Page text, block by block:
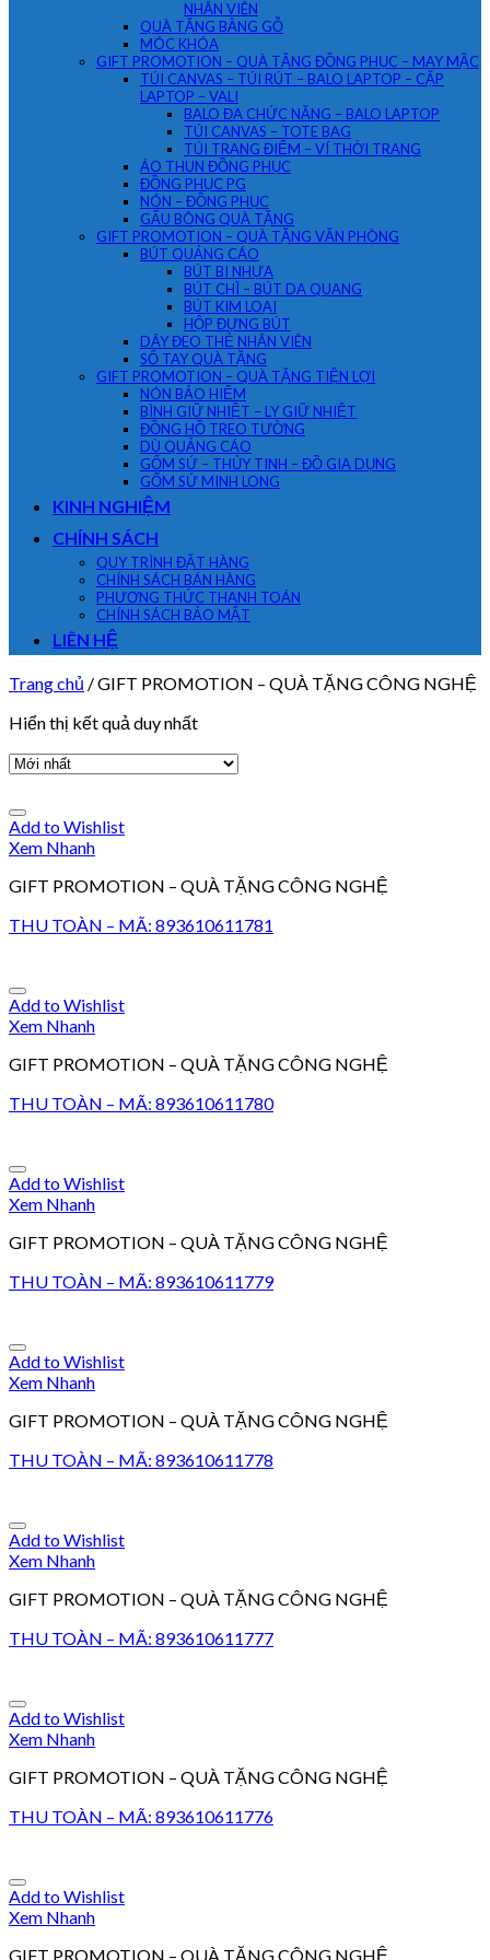
NHÂN VIÊN
QUÀ TẶNG BẰNG GỖ
MÓC KHÓA
GIFT PROMOTION – QUÀ TẶNG ĐỒNG PHỤC – MAY MẶC
TÚI CANVAS – TÚI RÚT – BALO LAPTOP – CẶP
LAPTOP – VALI
BALO ĐA CHỨC NĂNG – BALO LAPTOP
TÚI CANVAS – TOTE BAG
TÚI TRANG ĐIỂM – VÍ THỜI TRANG
ÁO THUN ĐỒNG PHỤC
ĐỒNG PHỤC PG
NÓN – ĐỒNG PHỤC
GẤU BÔNG QUÀ TẶNG
GIFT PROMOTION – QUÀ TẶNG VĂN PHÒNG
BÚT QUẢNG CÁO
BÚT BI NHỰA
BÚT CHÌ – BÚT DA QUANG
BÚT KIM LOẠI
HỘP ĐỰNG BÚT
DÂY ĐEO THẺ NHÂN VIÊN
SỔ TAY QUÀ TẶNG
GIFT PROMOTION – QUÀ TẶNG TIỆN LỢI
NÓN BẢO HIỂM
BÌNH GIỮ NHIỆT – LY GIỮ NHIỆT
ĐỒNG HỒ TREO TƯỜNG
DÙ QUẢNG CÁO
GỐM SỨ – THỦY TINH – ĐỒ GIA DỤNG
GỐM SỨ MINH LONG
KINH NGHIỆM
CHÍNH SÁCH
QUY TRÌNH ĐẶT HÀNG
CHÍNH SÁCH BÁN HÀNG
PHƯƠNG THỨC THANH TOÁN
CHÍNH SÁCH BẢO MẬT
LIÊN HỆ
Trang chủ /GIFT PROMOTION – QUÀ TẶNG CÔNG NGHỆ
Hiển thị kết quả duy nhất
Add to Wishlist
Xem Nhanh
GIFT PROMOTION – QUÀ TẶNG CÔNG NGHỆ
THU TOÀN – MÃ: 893610611781
Add to Wishlist
Xem Nhanh
GIFT PROMOTION – QUÀ TẶNG CÔNG NGHỆ
THU TOÀN – MÃ: 893610611780
Add to Wishlist
Xem Nhanh
GIFT PROMOTION – QUÀ TẶNG CÔNG NGHỆ
THU TOÀN – MÃ: 893610611779
Add to Wishlist
Xem Nhanh
GIFT PROMOTION – QUÀ TẶNG CÔNG NGHỆ
THU TOÀN – MÃ: 893610611778
Add to Wishlist
Xem Nhanh
GIFT PROMOTION – QUÀ TẶNG CÔNG NGHỆ
THU TOÀN – MÃ: 893610611777
Add to Wishlist
Xem Nhanh
GIFT PROMOTION – QUÀ TẶNG CÔNG NGHỆ
THU TOÀN – MÃ: 893610611776
Add to Wishlist
Xem Nhanh
GIFT PROMOTION – QUÀ TẶNG CÔNG NGHỆ